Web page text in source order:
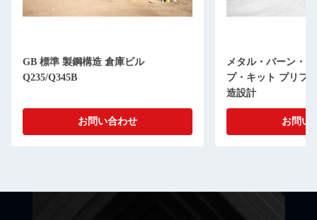
GB 標準 製鋼構造 倉庫ビル
Q235/Q345B
お問い合わせ
メタル・バーン・
プ・キット プリフ
造設計
お問い